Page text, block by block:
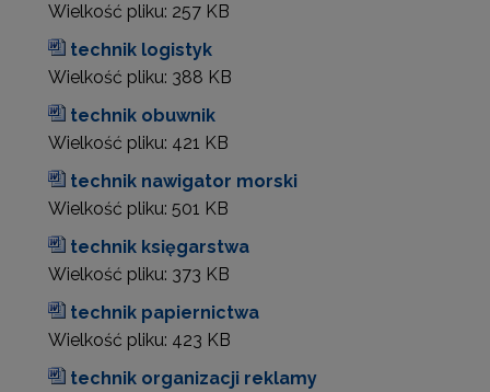
Wielkość pliku: 257 KB
technik logistyk
Wielkość pliku: 388 KB
technik obuwnik
Wielkość pliku: 421 KB
technik nawigator morski
Wielkość pliku: 501 KB
technik księgarstwa
Wielkość pliku: 373 KB
technik papiernictwa
Wielkość pliku: 423 KB
technik organizacji reklamy